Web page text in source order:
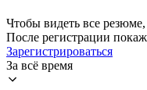
Чтобы видеть все резюме,
После регистрации
Зарегистрироваться
За всё время